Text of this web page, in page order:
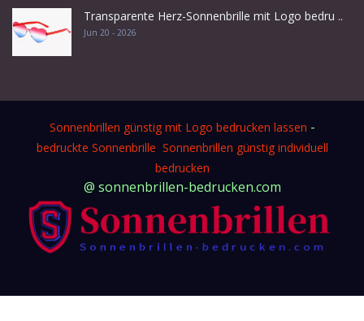
Transparente Herz-Sonnenbrille mit Logo bedru ..
Jun 20 - 2026
Sonnenbrillen günstig mit Logo bedrucken lassen -
bedruckte Sonnenbrille Sonnenbrillen günstig individuell
bedrucken
@ sonnenbrillen-bedrucken.com